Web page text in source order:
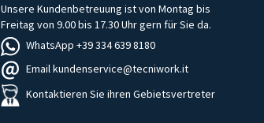
Unsere Kundenbetreuung ist von Montag bis
Freitag von 9.00 bis 17.30 Uhr gern für Sie da.
WhatsApp +39 334 639 8180
Email kundenservice@tecniwork.it
Kontaktieren Sie ihren Gebietsvertreter